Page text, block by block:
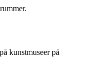
kunstmuseer på